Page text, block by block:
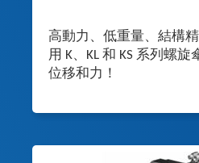
高動力、低重量、結構
用 K、KL 和 KS 系列螺
位移和力！